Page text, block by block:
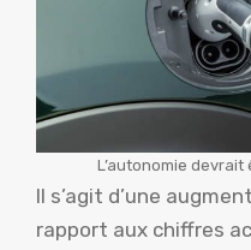
L’autonomie
Il s’agit d’une
rapport aux chiffres